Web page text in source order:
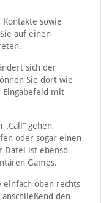
sowie
auf einen
sich der
Sie dort wie
Eingabefeld mit
gehen,
oder sogar einen
Datei ist ebenso
Games.
einfach oben rechts
den